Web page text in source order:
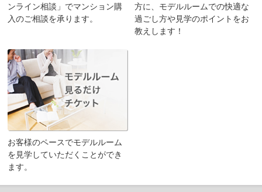
ンライン相談」でマンション購
入のご相談を承ります。
方に、モデルルームでの快適な
過ごし方や見学のポイントをお
教えします！
お客様のペースでモデルルーム
を見学していただくことができ
ます。